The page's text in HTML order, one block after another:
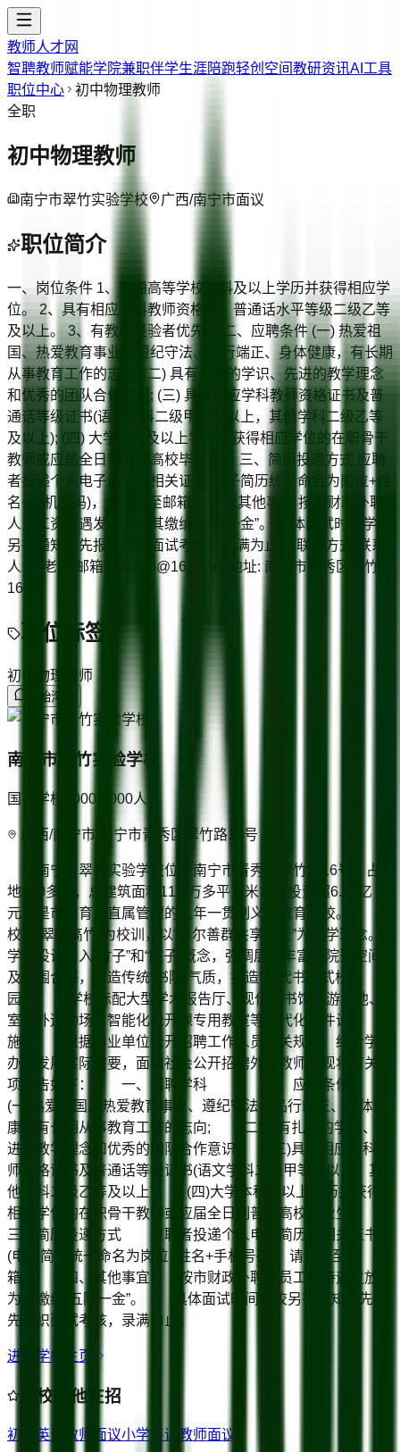
教师人才网
智聘教师赋能学院兼职伴学生涯陪跑轻创空间教研资讯AI工具
职位中心
初中物理教师
全职
初中物理教师
南宁市翠竹实验学校 广西/南宁市面议
职位简介
一、岗位条件 1、普通高等学校本科及以上学历并获得相应学
位。 2、具有相应学科教师资格证，普通话水平等级二级乙等
及以上。 3、有教学经验者优先。 二、应聘条件 (一) 热爱祖
国、热爱教育事业、遵纪守法、品行端正、身体健康，有长期
从事教育工作的志向; (二) 具有扎实的学识、先进的教学理念
和优秀的团队合作意识; (三) 具有相应学科教师资格证书及普
通话等级证书(语文学科二级甲等及以上，其他学科二级乙等
及以上); (四) 大学本科及以上学历并获得相应学位的在职骨干
教师或应届全日制普通高校毕业生。 三、简历投递方式 应聘
者投递个人电子简历及相关证书(电子简历统一命名为岗位+姓
名+手机号码)，请发送至邮箱。 四、其他事宜 按市财政外聘
人员工资待遇发放，为其缴纳“五险一金”。 具体面试时间学校
另行通知，先报先组织面试考核，录满为止。 联系方式 联系
人: 朱老师 邮箱: nnczzp@163.com 地址: 南宁市青秀区翠竹路
16号
职位标签
初中物理教师
开始沟通
南宁市翠竹实验学校
国有学校 2000-3000人
广西/南宁市 南宁市青秀区翠竹路16号
南宁市翠竹实验学校位于南宁市青秀区翠竹路16号，占
地110多亩，总建筑面积11.6万多平方米，总投资超6.19亿
元，是市教育局直属管理的九年一贯制义务教育学校。 学
校以“翠鸣高竹”为校训，以“卓尔善群共享成长”为办学理念。
学校设计引入“竹子”和“院子”概念，强调层次丰富的院落空间
及其围合感，营造传统“书院”气质，打造“现代书院式校
园”。 学校标配大型学术报告厅、现代图书馆、游泳池、
室内外运动场、智能化公开课专用教室等现代化硬件设
施。 根据事业单位公开招聘工作人员有关规定，结合学校
办学发展实际需要，面向社会公开招聘外聘教师，现将有关事
项公告如下： 一、招聘学科 二、应聘条件
(一)热爱祖国、热爱教育事业、遵纪守法、品行端正、身体健
康，有长期从事教育工作的志向; (二)具有扎实的学识、先
进的教学理念和优秀的团队合作意识; (三)具有相应学科教
师资格证书及普通话等级证书(语文学科二级甲等及以上，其
他学科二级乙等及以上); (四)大学本科及以上学历并获得
相应学位的在职骨干教师或应届全日制普通高校毕业生。
三、简历投递方式 应聘者投递个人电子简历及相关证书
(电子简历统一命名为岗位+姓名+手机号码)，请发送至邮
箱。 四、其他事宜 按市财政外聘人员工资待遇发放，
为其缴纳“五险一金”。 具体面试时间学校另行通知，先报
先组织面试考核，录满为止。
进入学校主页
该校其他在招
初中英语教师 面议小学英语教师面议